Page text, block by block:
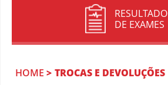
RESULTADO
DE EXAMES
HOME TROCAS E DEVOLUÇÕES